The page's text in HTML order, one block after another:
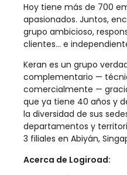
Hoy tiene más de 700
apasionados. Juntos,
grupo ambicioso,
clientes… e
Keran es un grupo
complementario —
comercialmente —
que ya tiene 40 años y
la diversidad de sus
departamentos y
3 filiales en Abiyán,
Acerca de Logiroad: